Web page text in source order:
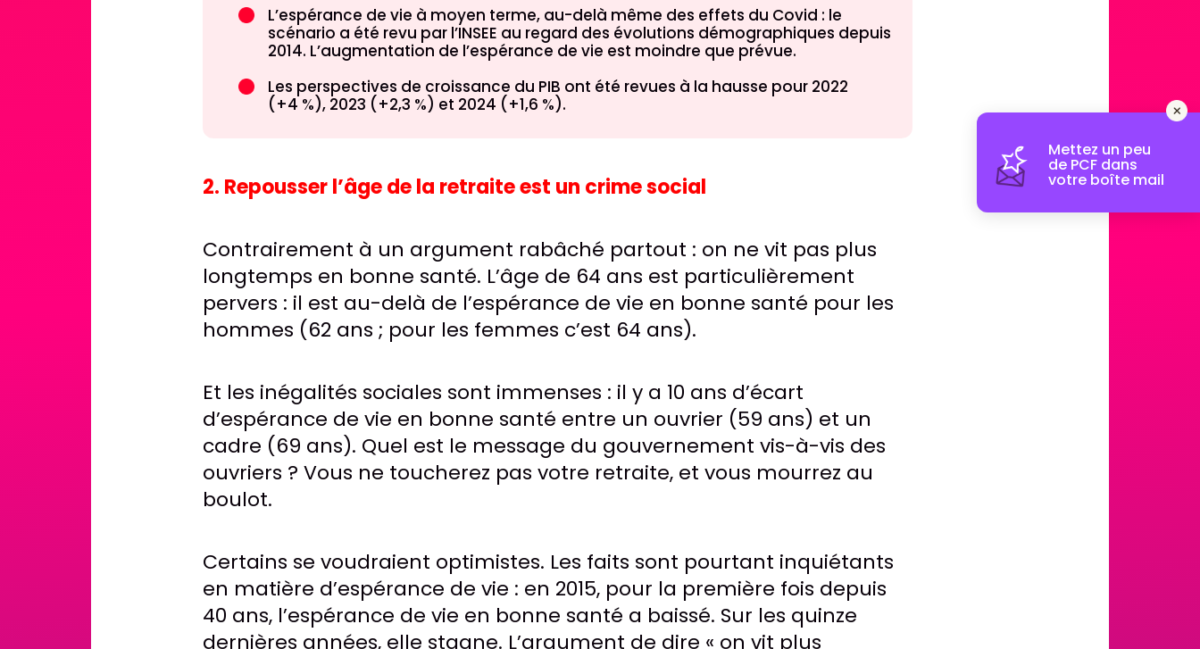
Mettez un peu
de PCF dans
votre boîte mail
L’espérance de vie à moyen terme, au-delà même des effets du Covid : le
scénario a été revu par l’INSEE au regard des évolutions démographiques depuis
2014. L’augmentation de l’espérance de vie est moindre que prévue.
Les perspectives de croissance du PIB ont été revues à la hausse pour 2022
(+4 %), 2023 (+2,3 %) et 2024 (+1,6 %).
2. Repousser l’âge de la retraite est un crime social
Contrairement à un argument rabâché partout : on ne vit pas plus
longtemps en bonne santé. L’âge de 64 ans est particulièrement
pervers : il est au-delà de l’espérance de vie en bonne santé pour les
hommes (62 ans ; pour les femmes c’est 64 ans).
Et les inégalités sociales sont immenses : il y a 10 ans d’écart
d’espérance de vie en bonne santé entre un ouvrier (59 ans) et un
cadre (69 ans). Quel est le message du gouvernement vis-à-vis des
ouvriers ? Vous ne toucherez pas votre retraite, et vous mourrez au
boulot.
Certains se voudraient optimistes. Les faits sont pourtant inquiétants
en matière d’espérance de vie : en 2015, pour la première fois depuis
40 ans, l’espérance de vie en bonne santé a baissé. Sur les quinze
dernières années, elle stagne. L’argument de dire « on vit plus